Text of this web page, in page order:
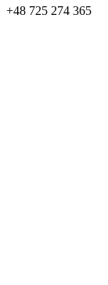
+48 725 274 365